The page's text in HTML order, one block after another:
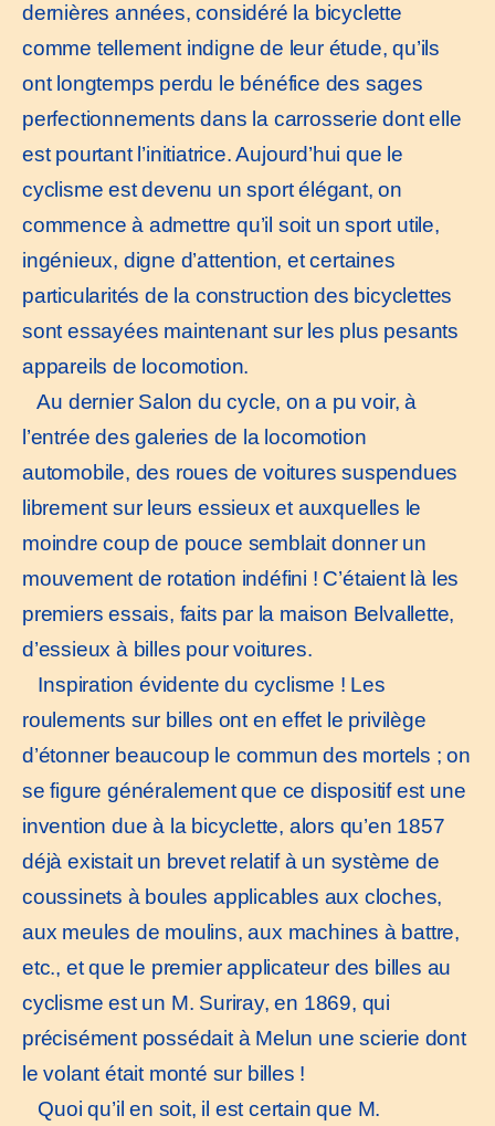
dernières années, considéré la bicyclette
comme tellement indigne de leur étude, qu’ils
ont longtemps perdu le bénéfice des sages
perfectionnements dans la carrosserie dont elle
est pourtant l’initiatrice. Aujourd’hui que le
cyclisme est devenu un sport élégant, on
commence à admettre qu’il soit un sport utile,
ingénieux, digne d’attention, et certaines
particularités de la construction des bicyclettes
sont essayées maintenant sur les plus pesants
appareils de locomotion.
Au dernier Salon du cycle, on a pu voir, à
l’entrée des galeries de la locomotion
automobile, des roues de voitures suspendues
librement sur leurs essieux et auxquelles le
moindre coup de pouce semblait donner un
mouvement de rotation indéfini ! C’étaient là les
premiers essais, faits par la maison Belvallette,
d’essieux à billes pour voitures.
Inspiration évidente du cyclisme ! Les
roulements sur billes ont en effet le privilège
d’étonner beaucoup le commun des mortels ; on
se figure généralement que ce dispositif est une
invention due à la bicyclette, alors qu’en 1857
déjà existait un brevet relatif à un système de
coussinets à boules applicables aux cloches,
aux meules de moulins, aux machines à battre,
etc., et que le premier applicateur des billes au
cyclisme est un M. Suriray, en 1869, qui
précisément possédait à Melun une scierie dont
le volant était monté sur billes !
Quoi qu’il en soit, il est certain que M.